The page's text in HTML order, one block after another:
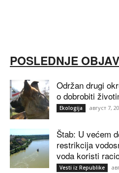
POSLEDNJE
Održan drugi
o dobrobiti
Ekologija август 7,
Štab: U većem
restrikcija
voda koristi
Vesti iz Republike